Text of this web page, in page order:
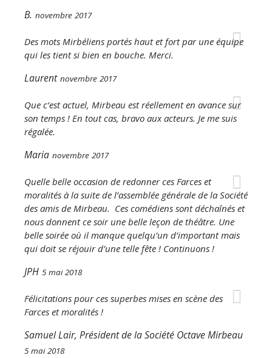
B. novembre 2017
Des mots Mirbéliens portés haut et fort par une équipe
qui les tient si bien en bouche. Merci.
Laurent novembre 2017
Que c’est actuel, Mirbeau est réellement en avance sur
son temps ! En tout cas, bravo aux acteurs. Je me suis
régalée.
Maria novembre 2017
Quelle belle occasion de redonner ces Farces et
moralités à la suite de l’assemblée générale de la Société
des amis de Mirbeau. Ces comédiens sont déchaînés et
nous donnent ce soir une belle leçon de théâtre. Une
belle soirée où il manque quelqu’un d’important mais
qui doit se réjouir d’une telle fête ! Continuons !
JPH 5 mai 2018
Félicitations pour ces superbes mises en scène des
Farces et moralités !
Samuel Lair, Président de la Société Octave Mirbeau
5 mai 2018